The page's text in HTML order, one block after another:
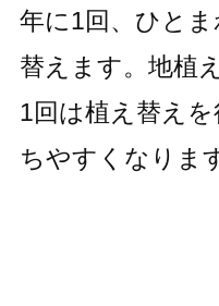
年に1回、ひと
替えます。地植
1回は植え替え
ちやすくなりま